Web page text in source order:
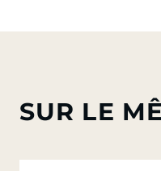
SUR LE